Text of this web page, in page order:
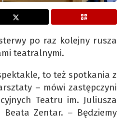
po raz kolejny rusza
teatralnymi.
to też spotkania z
– mówi zastępczyni
Teatru im. Juliusza
Zentar. – Będziemy